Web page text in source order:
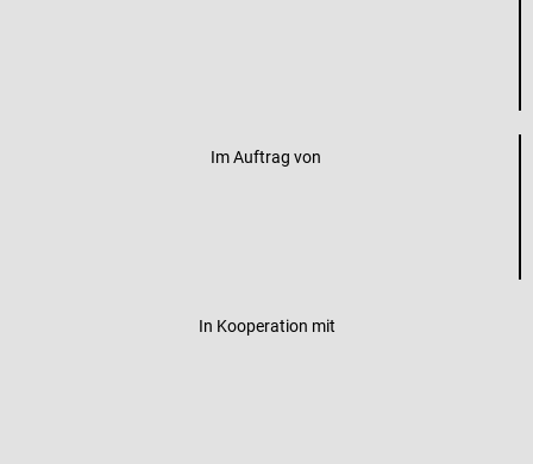
Im Auftrag von
In Kooperation mit